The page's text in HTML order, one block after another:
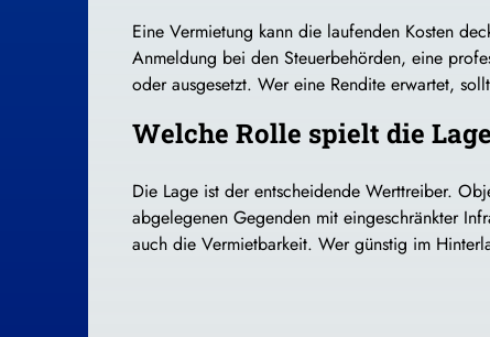
Eine Vermietung kann die laufenden Kosten
Anmeldung bei den Steuerbehörden, eine
oder ausgesetzt. Wer eine Rendite erwartet,
Welche Rolle spielt die
Die Lage ist der entscheidende Werttreiber.
abgelegenen Gegenden mit eingeschränkter
auch die Vermietbarkeit. Wer günstig im